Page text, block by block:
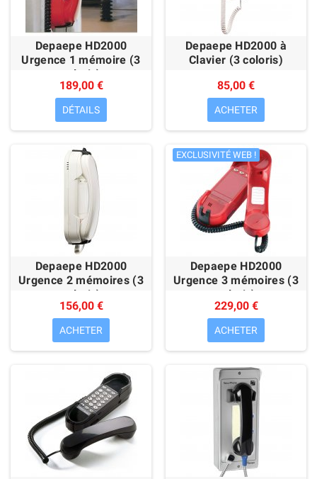
Depaepe HD2000
Urgence 1 mémoire (3
coloris)
189,00 €
DÉTAILS
Depaepe HD2000 à
Clavier (3 coloris)
85,00 €
ACHETER
Depaepe HD2000
Urgence 2 mémoires (3
coloris)
156,00 €
ACHETER
EXCLUSIVITÉ WEB !
Depaepe HD2000
Urgence 3 mémoires (3
coloris)
229,00 €
ACHETER